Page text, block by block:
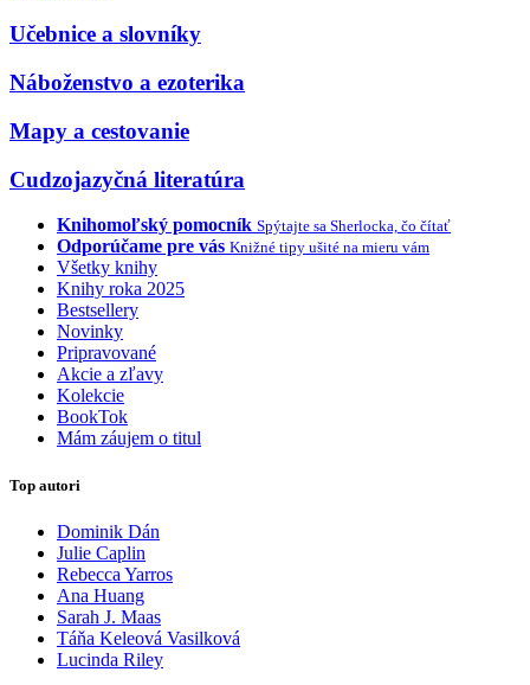
Učebnice a slovníky
Náboženstvo a ezoterika
Mapy a cestovanie
Cudzojazyčná literatúra
Knihomoľský pomocník Spýtajte sa Sherlocka, čo čítať
Odporúčame pre vás Knižné tipy ušité na mieru vám
Všetky knihy
Knihy roka 2025
Bestsellery
Novinky
Pripravované
Akcie a zľavy
Kolekcie
BookTok
Mám záujem o titul
Top autori
Dominik Dán
Julie Caplin
Rebecca Yarros
Ana Huang
Sarah J. Maas
Táňa Keleová Vasilková
Lucinda Riley